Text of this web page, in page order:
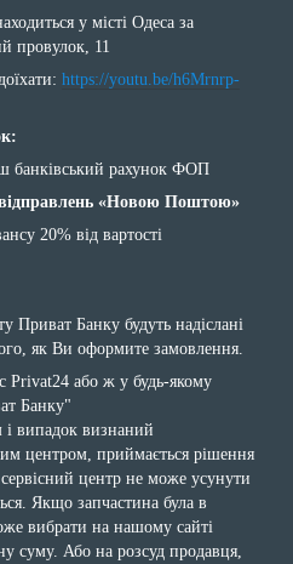
у місті Одеса за
провулок, 11
https://youtu.be/h6Mrnrp-
банківський рахунок ФОП
«Новою Поштою»
20% від вартості
Приват Банку будуть надіслані
як Ви оформите замовлення.
Privat24 або ж у будь-якому
Банку"
випадок визнаний
центром, приймається рішення
центр не може усунути
Якщо запчастина була в
вибрати на нашому сайті
суму. Або на розсуд продавця,